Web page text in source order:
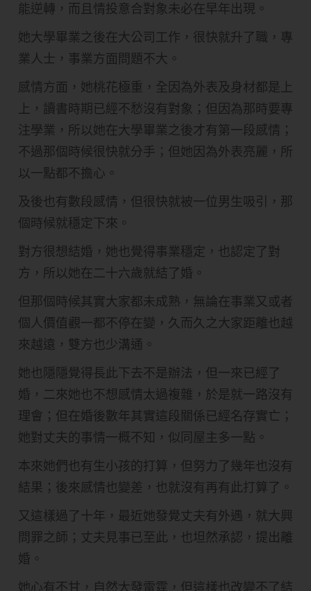
能逆轉，而且情投意合對象未必在早年出現。
她大學畢業之後在大公司工作，很快就升了職，專
業人士，事業方面問題不大。
感情方面，她桃花極重，全因為外表及身材都是上
上，讀書時期已經不愁沒有對象；但因為那時要專
注學業，所以她在大學畢業之後才有第一段感情；
不過那個時候很快就分手；但她因為外表亮麗，所
以一點都不擔心。
及後也有數段感情，但很快就被一位男生吸引，那
個時候就穩定下來。
對方很想結婚，她也覺得事業穩定，也認定了對
方，所以她在二十六歲就結了婚。
但那個時候其實大家都未成熟，無論在事業又或者
個人價值觀一都不停在變，久而久之大家距離也越
來越遠，雙方也少溝通。
她也隱隱覺得長此下去不是辦法，但一來已經了
婚，二來她也不想感情太過複雜，於是就一路沒有
理會；但在婚後數年其實這段關係已經名存實亡；
她對丈夫的事情一概不知，似同屋主多一點。
本來她們也有生小孩的打算，但努力了幾年也沒有
結果；後來感情也變差，也就沒有再有此打算了。
又這樣過了十年，最近她發覺丈夫有外遇，就大興
問罪之師；丈夫見事已至此，也坦然承認，提出離
婚。
她心有不甘，自然大發雷霆，但這樣也改變不了結